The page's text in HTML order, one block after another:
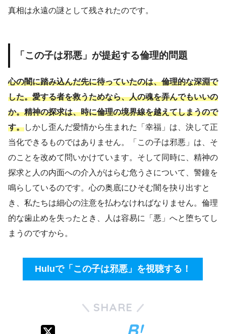
真相は永遠の謎として残されたのです。
「この子は邪悪」が提起する倫理的問題
心の闇に踏み込んだ先に待っていたのは、倫理的な深淵で
した。愛する者を救うためなら、人の魂を弄んでもいいの
か。精神の探求は、時に倫理の境界線を越えてしまうので
す。しかし歪んだ愛情から生まれた「幸福」は、決して正
当化できるものではありません。「この子は邪悪」は、そ
のことを改めて問いかけています。そして同時に、精神の
探求と人の内面への介入がはらむ危うさについて、警鐘を
鳴らしているのです。心の奥底にひそむ闇を抉り出すと
き、私たちは細心の注意を払わなければなりません。倫理
的な歯止めを失ったとき、人は容易に「悪」へと堕ちてし
まうのですから。
Huluで「この子は邪悪」を視聴する！
SHARE